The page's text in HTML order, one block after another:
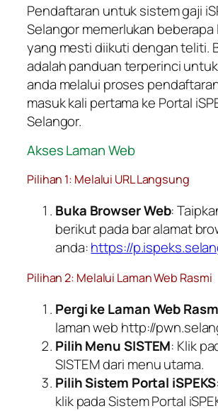
Pendaftaran untuk sistem gaji
Selangor memerlukan beberapa
yang mesti diikuti dengan teliti.
adalah panduan terperinci
anda melalui proses
masuk kali pertama ke Portal
Selangor.
Akses Laman Web
Pilihan 1: Melalui URL Langsung
Buka Browser Web:
berikut pada bar alamat
anda:https://
Pilihan 2: Melalui Laman Web Rasmi
Pergi ke Laman Web
laman web http://
Pilih Menu SISTEM: Klik
SISTEM dari menu utama.
Pilih Sistem Portal iSPEKS
klik pada Sistem Portal